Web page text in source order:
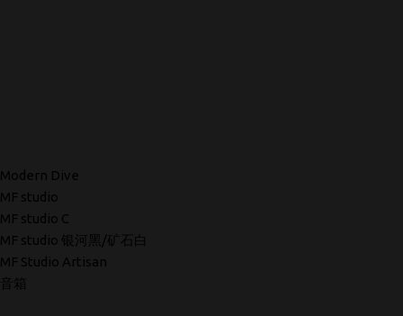
Modern Dive
MF studio
MF studio C
MF studio 银河黑/矿石白
MF Studio Artisan
音箱